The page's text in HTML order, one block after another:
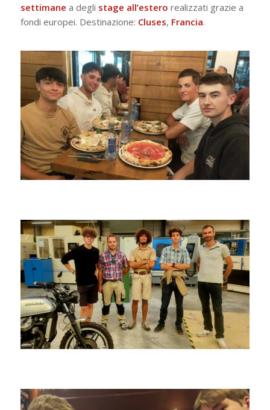
settimane a degli stage all’estero realizzati grazie a
fondi europei. Destinazione: Cluses, Francia.